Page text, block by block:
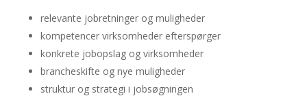
relevante jobretninger og muligheder
kompetencer virksomheder efterspørger
konkrete jobopslag og virksomheder
brancheskifte og nye muligheder
struktur og strategi i jobsøgningen